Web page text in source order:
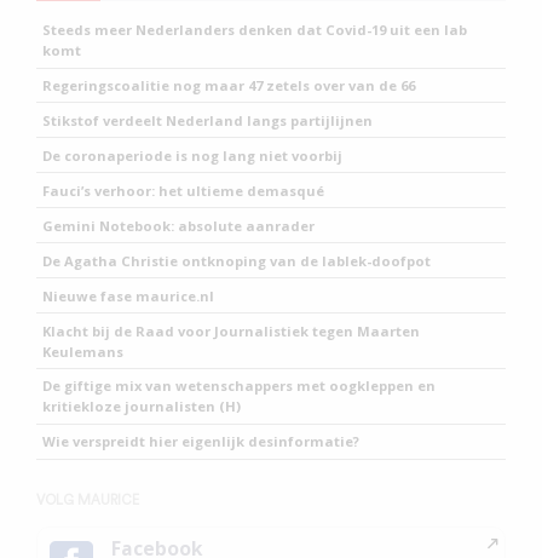
Steeds meer Nederlanders denken dat Covid-19 uit een lab
komt
Regeringscoalitie nog maar 47 zetels over van de 66
Stikstof verdeelt Nederland langs partijlijnen
De coronaperiode is nog lang niet voorbij
Fauci’s verhoor: het ultieme demasqué
Gemini Notebook: absolute aanrader
De Agatha Christie ontknoping van de lablek-doofpot
Nieuwe fase maurice.nl
Klacht bij de Raad voor Journalistiek tegen Maarten
Keulemans
De giftige mix van wetenschappers met oogkleppen en
kritiekloze journalisten (H)
Wie verspreidt hier eigenlijk desinformatie?
Facebook